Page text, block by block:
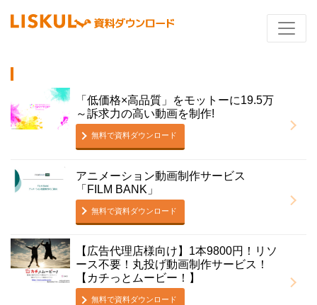
「低価格×高品質」をモットーに19.5万
～訴求力の高い動画を制作!
無料で資料ダウンロード
アニメーション動画制作サービス
「FILM BANK」
無料で資料ダウンロード
【広告代理店様向け】1本9800円！リソ
ース不要！丸投げ動画制作サービス！
【カチっとムービー！】
無料で資料ダウンロード